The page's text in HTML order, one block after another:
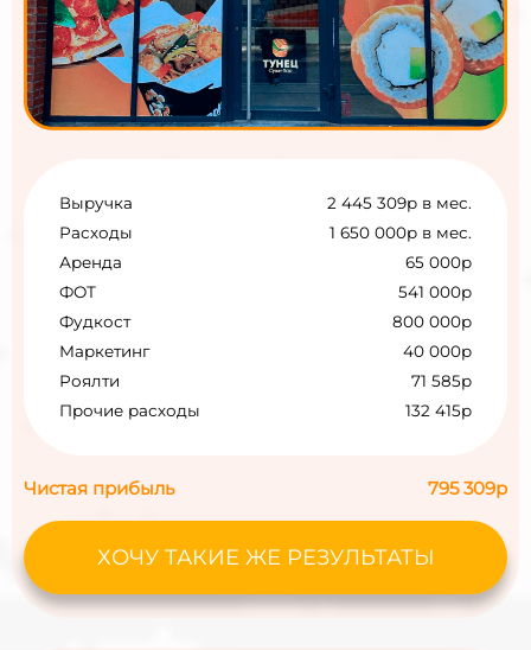
Выручка
2 445 309р в мес.
Расходы
1 650 000р в мес.
Аренда
65 000р
ФОТ
541 000р
Фудкост
800 000р
Маркетинг
40 000р
Роялти
71 585р
Прочие расходы
132 415р
Чистая прибыль 795 309р
ХОЧУ ТАКИЕ ЖЕ РЕЗУЛЬТАТЫ